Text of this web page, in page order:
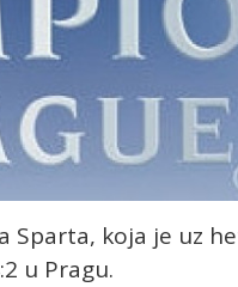
Sparta, koja je uz
u Pragu.